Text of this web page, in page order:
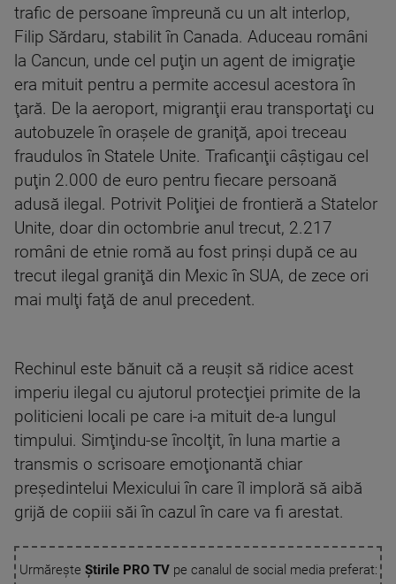
trafic de persoane împreună cu un alt interlop,
Filip Sărdaru, stabilit în Canada. Aduceau români
la Cancun, unde cel puţin un agent de imigraţie
era mituit pentru a permite accesul acestora în
ţară. De la aeroport, migranţii erau transportaţi cu
autobuzele în oraşele de graniţă, apoi treceau
fraudulos în Statele Unite. Traficanţii câştigau cel
puţin 2.000 de euro pentru fiecare persoană
adusă ilegal. Potrivit Poliţiei de frontieră a Statelor
Unite, doar din octombrie anul trecut, 2.217
români de etnie romă au fost prinşi după ce au
trecut ilegal graniţă din Mexic în SUA, de zece ori
mai mulţi faţă de anul precedent.
Rechinul este bănuit că a reuşit să ridice acest
imperiu ilegal cu ajutorul protecţiei primite de la
politicieni locali pe care i-a mituit de-a lungul
timpului. Simţindu-se încolţit, în luna martie a
transmis o scrisoare emoţionantă chiar
preşedintelui Mexicului în care îl imploră să aibă
grijă de copiii săi în cazul în care va fi arestat.
Urmărește Știrile PRO TVpe canalul de social media preferat: